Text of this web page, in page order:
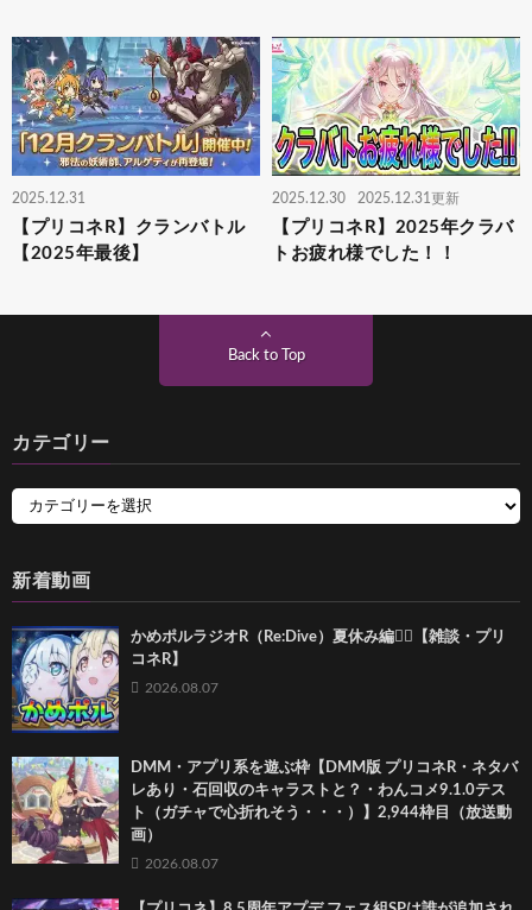
2025.12.31
【プリコネR】クランバトル
【2025年最後】
2025.12.30 2025.12.31更新
【プリコネR】2025年クラバ
トお疲れ様でした！！
Back to Top
カテゴリー
新着動画
かめポルラジオR（Re:Dive）⁠夏休み編🏄‍♀️【雑談・プリ
コネR】
2026.08.07
DMM・アプリ系を遊ぶ枠【DMM版 プリコネR・ネタバ
レあり・石回収のキャラストと？・わんコメ9.1.0テス
ト（ガチャで心折れそう・・・）】2,944枠目（放送動
画）
2026.08.07